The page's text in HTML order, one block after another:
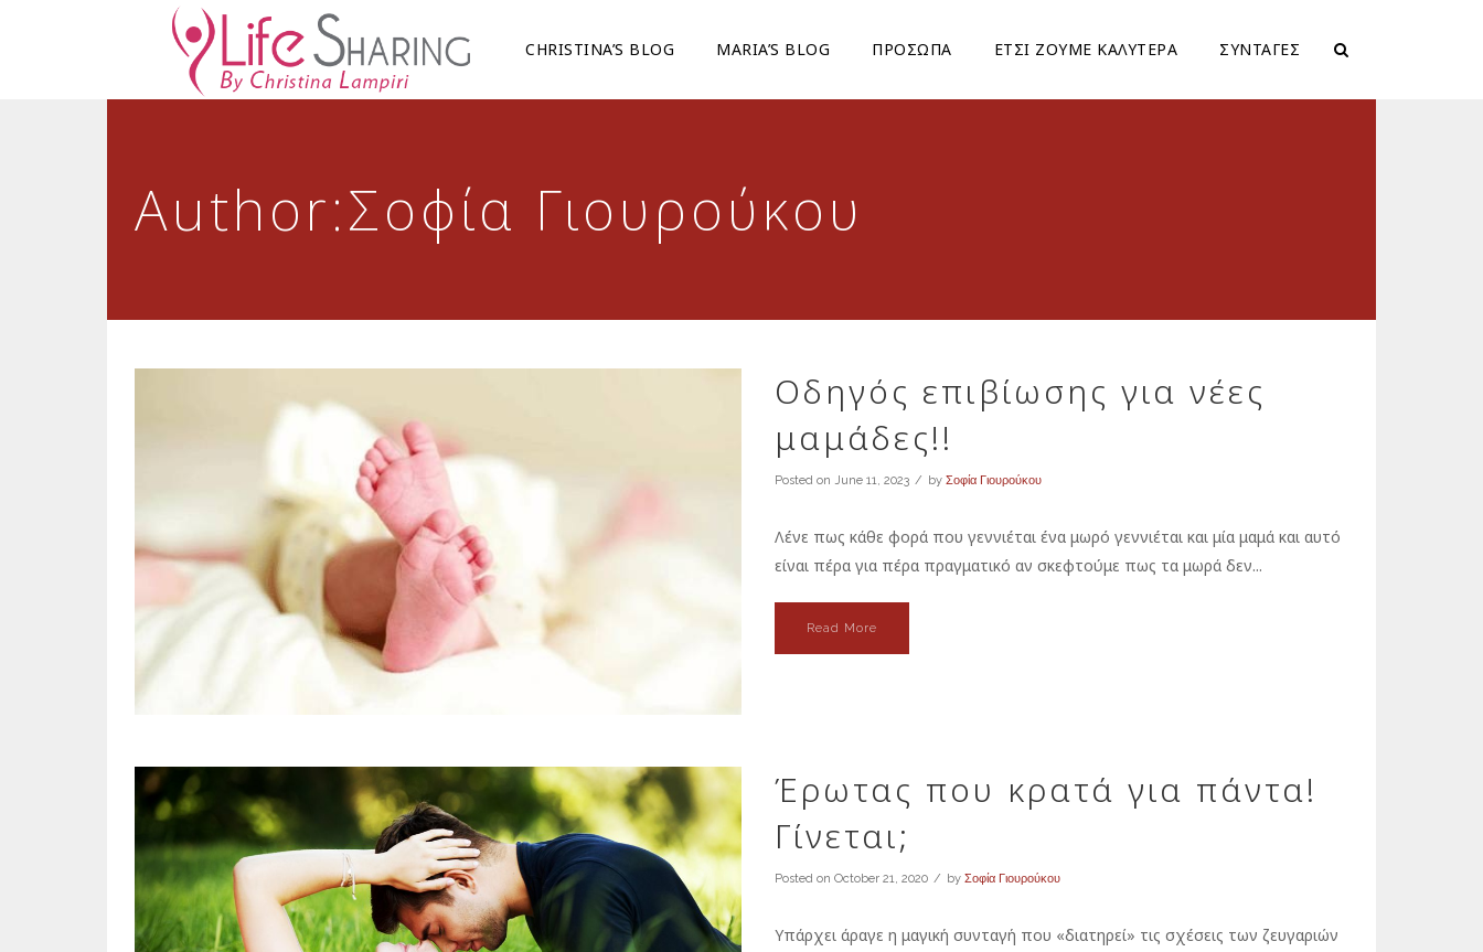
CHRISTINA’S BLOG ΜARIA’S BLOG ΠΡΟΣΩΠΑ ΕΤΣΙ ΖΟΥΜΕ ΚΑΛΥΤΕΡΑ ΣΥΝΤΑΓΕΣ
Author:Σοφία Γιουρούκου
Οδηγός επιβίωσης για νέες
μαμάδες!!
Posted on June 11, 2023 by Σοφία Γιουρούκου
Λένε πως κάθε φορά που γεννιέται ένα μωρό γεννιέται και μία μαμά και αυτό
είναι πέρα για πέρα πραγματικό αν σκεφτούμε πως τα μωρά δεν...
Read More
Έρωτας που κρατά για πάντα!
Γίνεται;
Posted on October 21, 2020 by Σοφία Γιουρούκου
Υπάρχει άραγε η μαγική συνταγή που «διατηρεί» τις σχέσεις των ζευγαριών